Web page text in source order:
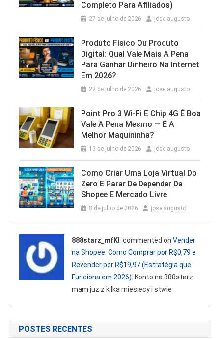
Completo Para Afiliados)
27 de julho de 2026 jose augusto
Produto Físico Ou Produto
Digital: Qual Vale Mais A Pena
Para Ganhar Dinheiro Na Internet
Em 2026?
22 de julho de 2026 jose augusto
Point Pro 3 Wi‑Fi E Chip 4G É Boa
Vale A Pena Mesmo — É A
Melhor Maquininha?
13 de julho de 2026 jose augusto
Como Criar Uma Loja Virtual Do
Zero E Parar De Depender Da
Shopee E Mercado Livre
8 de julho de 2026 jose augusto
888starz_mfKl commented onVender
na Shopee: Como Comprar por R$0,79 e
Revender por R$19,97 (Estratégia que
Funciona em 2026): Konto na 888starz
mam juz z kilka miesiecy i stwie
POSTES RECENTES